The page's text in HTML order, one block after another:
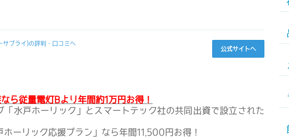
サプライ)の評判・口コミへ
公式サイトへ
ら従量電灯Bより年間約1万円お得！
「水戸ホーリック」とスマートテック社の共同出資で設立された
ホーリック応援プラン」なら年間11,500円お得！